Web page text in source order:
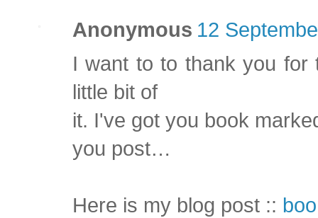
Anonymous 12
I want to to thank you for
little bit of
it. I've got you book
you post…
Here is my blog post ::